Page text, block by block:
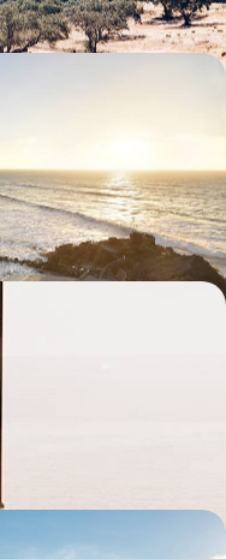
- Good vibes
jours durant du charme
de mer
Au Nord, un